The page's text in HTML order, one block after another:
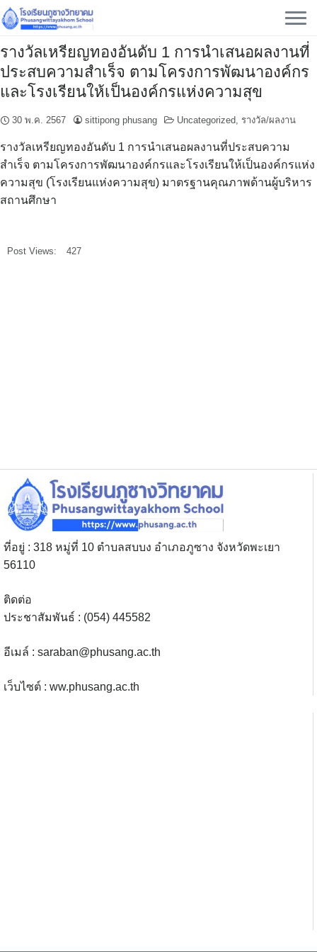
Skip
to
content
รางวัลเหรียญทองอันดับ 1 การนําเสนอผลงานที่
ประสบความสําเร็จ ตามโครงการพัฒนาองค์กร
และโรงเรียนให้เป็นองค์กรแห่งความสุข
30 พ.ค. 2567 sittipong phusang Uncategorized, รางวัล/ผลงาน
รางวัลเหรียญทองอันดับ 1 การนําเสนอผลงานที่ประสบความ
สําเร็จ ตามโครงการพัฒนาองค์กรและโรงเรียนให้เป็นองค์กรแห่ง
ความสุข (โรงเรียนแห่งความสุข) มาตรฐานคุณภาพด้านผู้บริหาร
สถานศึกษา
Post Views: 427
ที่อยู่ : 318 หมู่ที่ 10 ตำบลสบบง อำเภอภูซาง จังหวัดพะเยา
56110
ติดต่อ
ประชาสัมพันธ์ : (054) 445582
อีเมล์ : saraban@phusang.ac.th
เว็บไซต์ : ww.phusang.ac.th